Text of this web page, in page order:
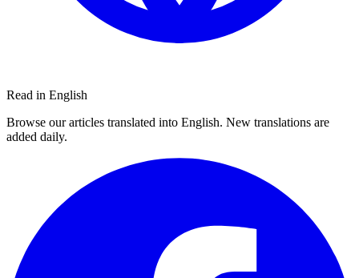
Read in English
Browse our articles translated into English. New translations are
added daily.